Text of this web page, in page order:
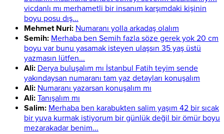
vicdanlı mı merhametli bir insanım karşımdaki kişinin
boyu posu dış...
Mehmet Nuri: Numaranı yolla arkadaş olalım
Semih: Merhaba ben Semih fazla söze gerek yok 20 cm
boyu var bunu yasamak isteyen ulaşsın 35 yaş üstü
yazmasın lütfen...
Ali: Derya buluşalım mı İstanbul Fatih teyim sende
yakındaysan numaranı tam yaz detayları konuşalım
Ali: Numaranı yazarsan konuşalım mı
Ali: Tanışalım mı
Salim: Merhaba ben karabukten salim yaşım 42 bir sıcak
bir yuva kurmak istiyorum bir günlük değil bir ömür boyu
mezarakadar benim...